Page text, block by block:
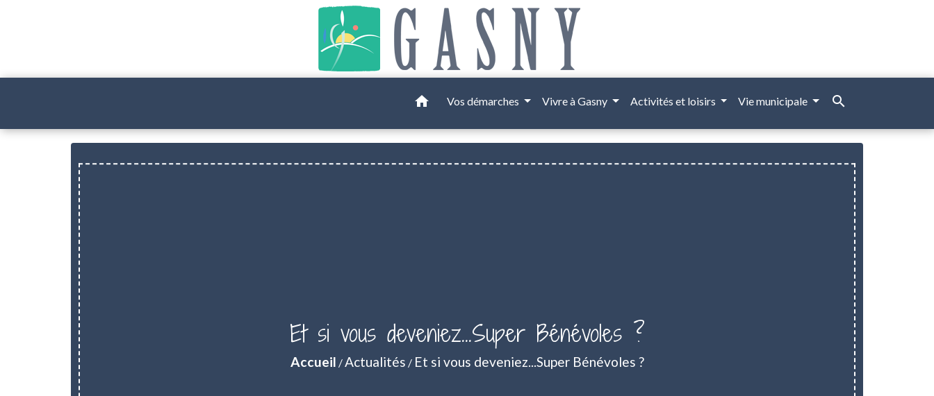
home Vos démarches Vivre à Gasny Activités et loisirs Vie municipale search
Et si vous deveniez...Super Bénévoles ?
Accueil /Actualités / Et si vous deveniez...Super Bénévoles ?